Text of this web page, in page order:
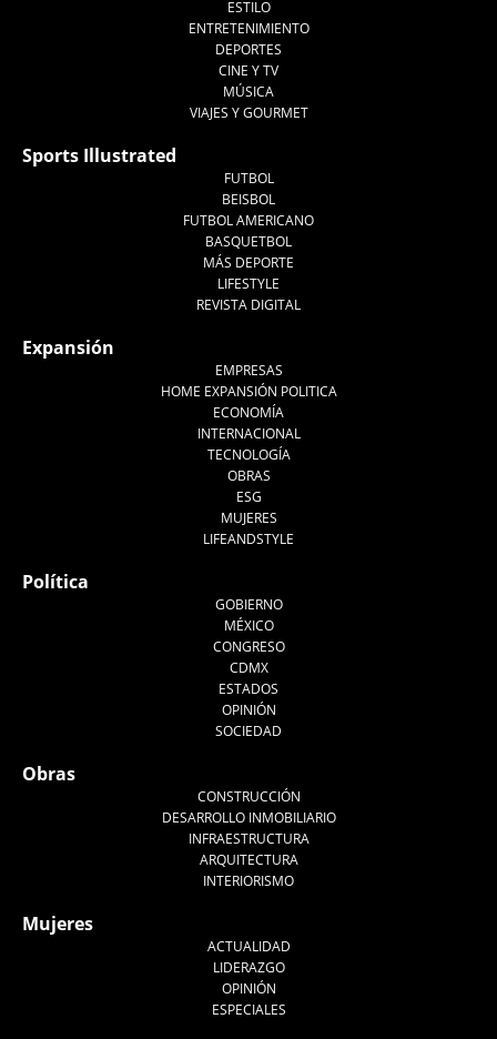
ESTILO
ENTRETENIMIENTO
DEPORTES
CINE Y TV
MÚSICA
VIAJES Y GOURMET
Sports Illustrated
FUTBOL
BEISBOL
FUTBOL AMERICANO
BASQUETBOL
MÁS DEPORTE
LIFESTYLE
REVISTA DIGITAL
Expansión
EMPRESAS
HOME EXPANSIÓN POLITICA
ECONOMÍA
INTERNACIONAL
TECNOLOGÍA
OBRAS
ESG
MUJERES
LIFEANDSTYLE
Política
GOBIERNO
MÉXICO
CONGRESO
CDMX
ESTADOS
OPINIÓN
SOCIEDAD
Obras
CONSTRUCCIÓN
DESARROLLO INMOBILIARIO
INFRAESTRUCTURA
ARQUITECTURA
INTERIORISMO
Mujeres
ACTUALIDAD
LIDERAZGO
OPINIÓN
ESPECIALES